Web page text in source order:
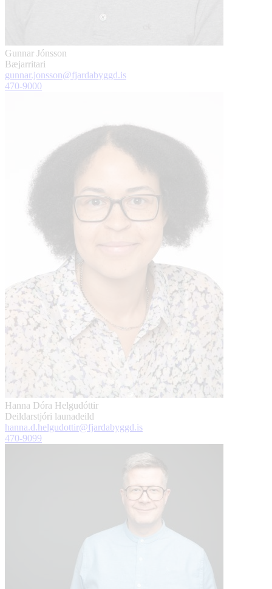
Gunnar Jónsson
Bæjarritari
gunnar.jonsson@fjardabyggd.is
470-9000
Hanna Dóra Helgudóttir
Deildarstjóri launadeild
hanna.d.helgudottir@fjardabyggd.is
470-9099